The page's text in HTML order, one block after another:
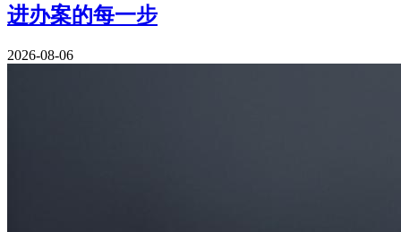
进办案的每一步
2026-08-06